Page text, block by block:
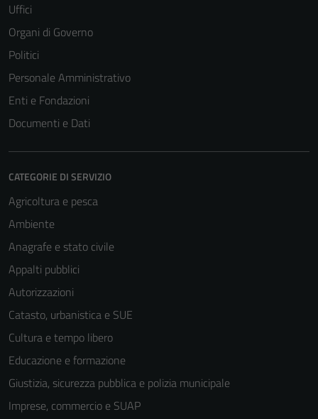
Uffici
Organi di Governo
Politici
Personale Amministrativo
Enti e Fondazioni
Documenti e Dati
CATEGORIE DI SERVIZIO
Agricoltura e pesca
Ambiente
Anagrafe e stato civile
Appalti pubblici
Autorizzazioni
Catasto, urbanistica e SUE
Cultura e tempo libero
Educazione e formazione
Giustizia, sicurezza pubblica e polizia municipale
Imprese, commercio e SUAP